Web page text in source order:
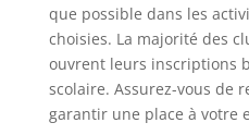
que possible dans les
choisies. La majorité des
ouvrent leurs inscriptions
scolaire. Assurez-vous de
garantir une place à votre